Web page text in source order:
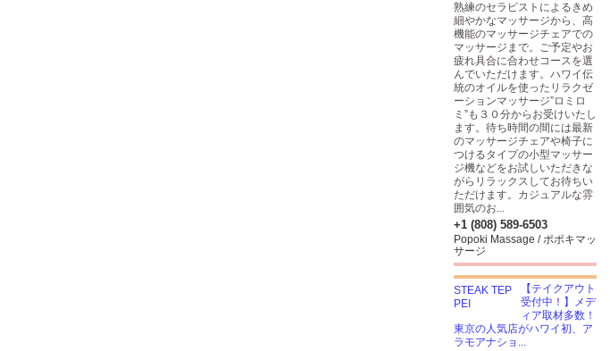
熟練のセラピストによるきめ
細やかなマッサージから、高
機能のマッサージチェアでの
マッサージまで。ご予定やお
疲れ具合に合わせコースを選
んでいただけます。ハワイ伝
統のオイルを使ったリラクゼ
ーションマッサージ”ロミロ
ミ”も３０分からお受けいたし
ます。待ち時間の間には最新
のマッサージチェアや椅子に
つけるタイプの小型マッサー
ジ機などをお試しいただきな
がらリラックスしてお待ちい
ただけます。カジュアルな雰
囲気のお...
+1 (808) 589-6503
Popoki Massage / ポポキマッ
サージ
【テイクアウト
受付中！】メデ
ィア取材多数！
東京の人気店がハワイ初、ア
ラモアナショ...